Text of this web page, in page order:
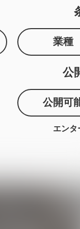
業種
公
公開可
エンタ